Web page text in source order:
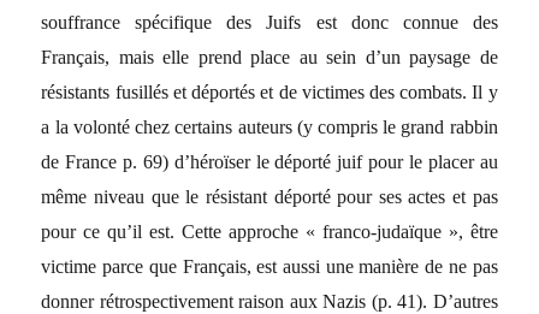
souffrance spécifique des Juifs est donc connue des
Français, mais elle prend place au sein d’un paysage de
résistants fusillés et déportés et de victimes des combats. Il y
a la volonté chez certains auteurs (y compris le grand rabbin
de France p. 69) d’héroïser le déporté juif pour le placer au
même niveau que le résistant déporté pour ses actes et pas
pour ce qu’il est. Cette approche « franco-judaïque », être
victime parce que Français, est aussi une manière de ne pas
donner rétrospectivement raison aux Nazis (p. 41). D’autres